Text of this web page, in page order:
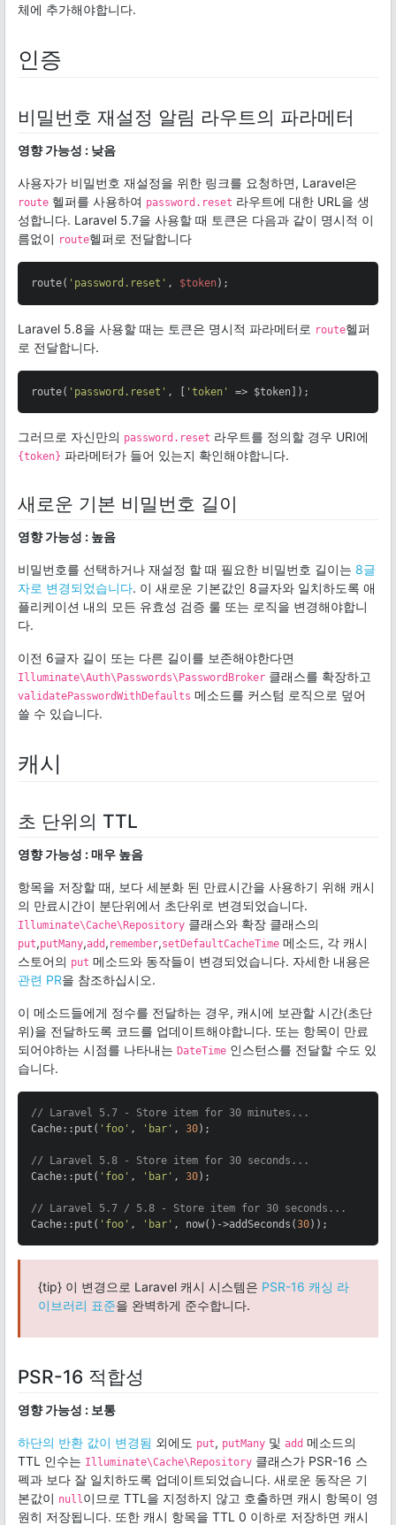
체에 추가해야합니다.
인증
비밀번호 재설정 알림 라우트의 파라메터
영향 가능성 : 낮음
사용자가 비밀번호 재설정을 위한 링크를 요청하면, Laravel은
route 헬퍼를 사용하여 password.reset 라우트에 대한 URL을 생
성합니다. Laravel 5.7을 사용할 때 토큰은 다음과 같이 명시적 이
름없이 route헬퍼로 전달합니다
route( 'password.reset' , $token);
Laravel 5.8을 사용할 때는 토큰은 명시적 파라메터로 route헬퍼
로 전달합니다.
route( 'password.reset' , [ 'token' => $token]);
그러므로 자신만의 password.reset 라우트를 정의할 경우 URI에
{token} 파라메터가 들어 있는지 확인해야합니다.
새로운 기본 비밀번호 길이
영향 가능성 : 높음
비밀번호를 선택하거나 재설정 할 때 필요한 비밀번호 길이는 8글
자로 변경되었습니다. 이 새로운 기본값인 8글자와 일치하도록 애
플리케이션 내의 모든 유효성 검증 룰 또는 로직을 변경해야합니
다.
이전 6글자 길이 또는 다른 길이를 보존해야한다면
Illuminate\Auth\Passwords\PasswordBroker 클래스를 확장하고
validatePasswordWithDefaults 메소드를 커스텀 로직으로 덮어
쓸 수 있습니다.
캐시
초 단위의 TTL
영향 가능성 : 매우 높음
항목을 저장할 때, 보다 세분화 된 만료시간을 사용하기 위해 캐시
의 만료시간이 분단위에서 초단위로 변경되었습니다.
Illuminate\Cache\Repository 클래스와 확장 클래스의
put,putMany,add , remember,setDefaultCacheTime 메소드, 각 캐시
스토어의 put 메소드와 동작들이 변경되었습니다. 자세한 내용은
관련 PR을 참조하십시오.
이 메소드들에게 정수를 전달하는 경우, 캐시에 보관할 시간(초단
위)을 전달하도록 코드를 업데이트해야합니다. 또는 항목이 만료
되어야하는 시점를 나타내는 DateTime 인스턴스를 전달할 수도 있
습니다.
// Laravel 5.7 - Store item for 30 minutes...
Cache::put( 'foo' , 'bar' , 30);
// Laravel 5.8 - Store item for 30 seconds...
Cache::put( 'foo' , 'bar' , 30);
// Laravel 5.7 / 5.8 - Store item for 30 seconds...
Cache::put( 'foo' , 'bar' , now()->addSeconds(30));
{tip} 이 변경으로 Laravel 캐시 시스템은 PSR-16 캐싱 라
이브러리 표준을 완벽하게 준수합니다.
PSR-16 적합성
영향 가능성 : 보통
하단의 반환 값이 변경됨 외에도 put, putMany 및 add 메소드의
TTL 인수는 Illuminate\Cache\Repository 클래스가 PSR-16 스
펙과 보다 잘 일치하도록 업데이트되었습니다. 새로운 동작은 기
본값이 null이므로 TTL을 지정하지 않고 호출하면 캐시 항목이 영
원히 저장됩니다. 또한 캐시 항목을 TTL 0 이하로 저장하면 캐시